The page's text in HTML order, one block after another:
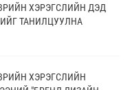
ХЭРЭГСЛИЙН ДЭД
ТАНИЛЦУУЛНА
ХЭРЭГСЛИЙН